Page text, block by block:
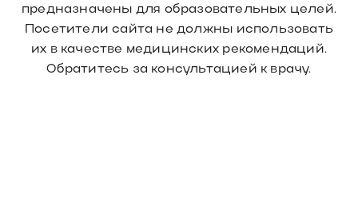
предназначены для образовательных целей.
Посетители сайта не должны использовать
их в качестве медицинских рекомендаций.
Обратитесь за консультацией к врачу.